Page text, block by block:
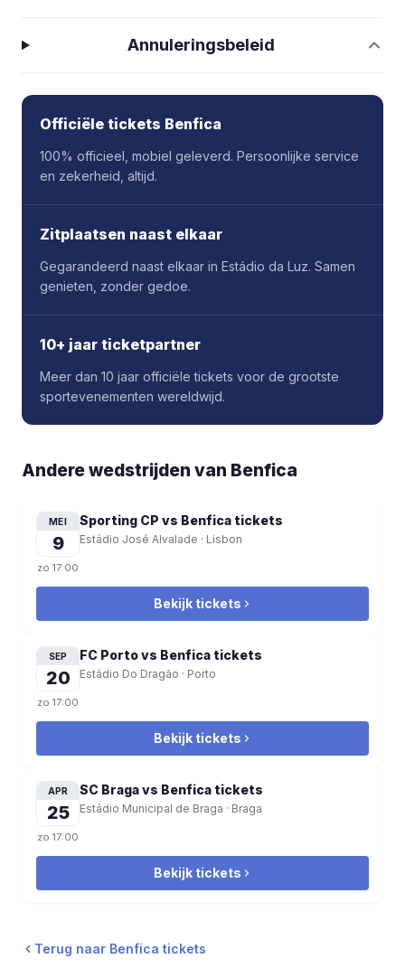
Annuleringsbeleid
Officiële tickets Benfica
100% officieel, mobiel geleverd. Persoonlijke service
en zekerheid, altijd.
Zitplaatsen naast elkaar
Gegarandeerd naast elkaar in Estádio da Luz. Samen
genieten, zonder gedoe.
10+ jaar ticketpartner
Meer dan 10 jaar officiële tickets voor de grootste
sportevenementen wereldwijd.
Andere wedstrijden van Benfica
MEI
9
zo 17:00
Sporting CP vs Benfica tickets
Estádio José Alvalade · Lisbon
Bekijk tickets
SEP
20
zo 17:00
FC Porto vs Benfica tickets
Estádio Do Dragão · Porto
Bekijk tickets
APR
25
zo 17:00
SC Braga vs Benfica tickets
Estádio Municipal de Braga · Braga
Bekijk tickets
Terug naar Benfica tickets